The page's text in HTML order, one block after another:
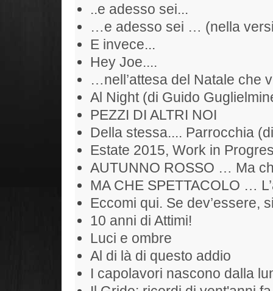
..e adesso sei...
…e adesso sei … (nella
E invece...
Hey Joe....
…nell’attesa del Natale che
Al Night (di Guido
PEZZI DI ALTRI NOI
Della stessa.... Parrocchia
Estate 2015, Work in
AUTUNNO ROSSO … Ma
MA CHE SPETTACOLO …
Eccomi qui. Se dev’essere,
10 anni di Attimi!
Luci e ombre
Al di là di questo addio
I capolavori nascono dalla